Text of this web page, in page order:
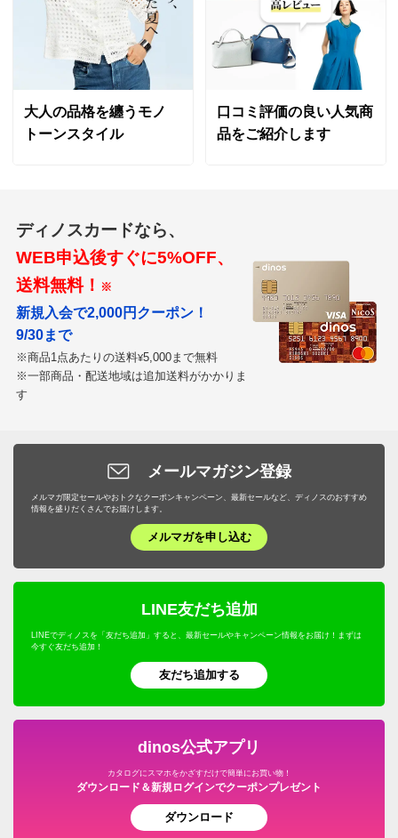
大人の品格を纏うモノ
トーンスタイル
口コミ評価の良い人気商
品をご紹介します
ディノスカードなら、
WEB申込後すぐに5%OFF、
送料無料！ ※
新規入会で2,000円クーポン！
9/30まで
※商品1点あたりの送料¥5,000まで無料
※一部商品・配送地域は追加送料がかかりま
す
メールマガジン登録
メルマガ限定セールやおトクなクーポンキャンペーン、最新セールなど、ディノスのおすすめ
情報を盛りだくさんでお届けします。
メルマガを申し込む
LINE友だち追加
LINEでディノスを「友だち追加」すると、最新セールやキャンペーン情報をお届け！まずは
今すぐ友だち追加！
友だち追加する
dinos公式アプリ
カタログにスマホをかざすだけで簡単にお買い物！
ダウンロード＆新規ログインでクーポンプレゼント
ダウンロード